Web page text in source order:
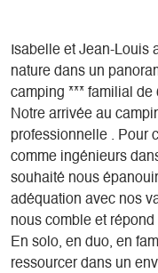
Isabelle et Jean-Louis
nature dans un
camping *** familial de
Notre arrivée au
professionnelle . Pour
comme ingénieurs
souhaité nous
adéquation avec nos
nous comble et répond
En solo, en duo, en
ressourcer dans un